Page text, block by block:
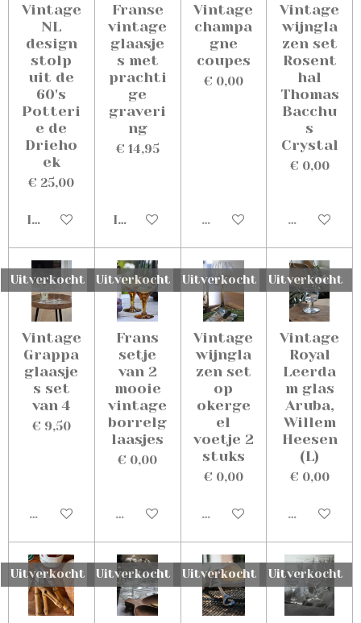
Vintage
NL
design
stolp
uit de
60's
Potteri
e de
Drieho
ek
€ 25,00
In winkelwagen
Franse
vintage
glaasje
s met
prachti
ge
graveri
ng
€ 14,95
In winkelwagen
Vintage
champa
gne
coupes
€ 0,00
Uitverkocht
Vintage
wijngla
zen set
Rosent
hal
Thomas
Bacchu
s
Crystal
€ 0,00
Uitverkocht
Vintage
Grappa
glaasje
s set
van 4
€ 9,50
Uitverkocht
Uitverkocht
Frans
setje
van 2
mooie
vintage
borrelg
laasjes
€ 0,00
Uitverkocht
Uitverkocht
Vintage
wijngla
zen set
op
okerge
el
voetje 2
stuks
€ 0,00
Uitverkocht
Uitverkocht
Vintage
Royal
Leerda
m glas
Aruba,
Willem
Heesen
(L)
€ 0,00
Uitverkocht Uitverkocht Uitverkocht Uitverkocht